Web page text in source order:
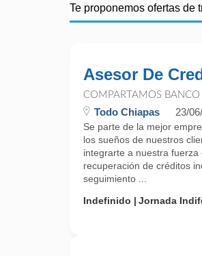
Te proponemos ofertas de
Asesor De
COMPARTAMOS BANCO
Todo Chiapas 23/
Se parte de la mejor
los sueños de nuestros
integrarte a nuestra
recuperación de créditos
seguimiento ...
Indefinido
Jornada